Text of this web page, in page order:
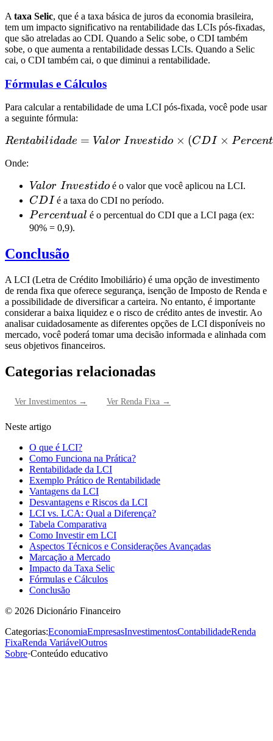
A taxa Selic, que é a taxa básica de juros da economia brasileira,
tem um impacto significativo na rentabilidade das LCIs pós-fixadas,
que são atreladas ao CDI. Quando a Selic sobe, o CDI também
sobe, o que aumenta a rentabilidade dessas LCIs. Quando a Selic
cai, o CDI também cai, o que diminui a rentabilidade.
Fórmulas e Cálculos
Para calcular a rentabilidade de uma LCI pós-fixada, você pode usar
a seguinte fórmula:
Rentabilidade = Valor \
Rentabilidade = Valor Investido × (CDI × Percent
Onde:
Valor \
Investido
Valor Investido é o valor que você aplicou na LCI.
CDI
CDI é a taxa do CDI no período.
Percentual
Percentual é o percentual do CDI que a LCI paga (ex:
90% = 0,9).
Conclusão
A LCI (Letra de Crédito Imobiliário) é uma opção de investimento
de renda fixa que oferece segurança, isenção de Imposto de Renda e
a possibilidade de diversificar a carteira. No entanto, é importante
considerar a baixa liquidez e o risco de crédito antes de investir. Ao
analisar cuidadosamente as diferentes opções de LCI disponíveis no
mercado, você poderá tomar uma decisão informada e alinhada com
seus objetivos financeiros.
Categorias relacionadas
Ver Investimentos → Ver Renda Fixa →
Neste artigo
O que é LCI?
Como Funciona na Prática?
Rentabilidade da LCI
Exemplo Prático de Rentabilidade
Vantagens da LCI
Desvantagens e Riscos da LCI
LCI vs. LCA: Qual a Diferença?
Tabela Comparativa
Como Investir em LCI
Aspectos Técnicos e Considerações Avançadas
Marcação a Mercado
Impacto da Taxa Selic
Fórmulas e Cálculos
Conclusão
© 2026 Dicionário Financeiro
Categorias:EconomiaEmpresasInvestimentosContabilidadeRenda
FixaRenda VariávelOutros
Sobre·Conteúdo educativo